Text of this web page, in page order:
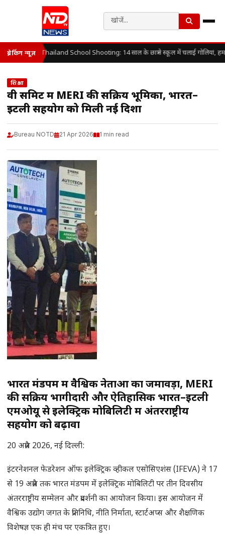
ब्रेकिंग न्यूज़ Thailand School Shooting: 14 साल के छात्र ने स्कूल में चलाई गोलियां,
शिक्षा
वी समिट में MERI की सक्रिय भूमिका, भारत–
इटली सहयोग को मिली नई दिशा
Bureau NOTD 21 Apr 2026 1 min read
भारत मंडपम में वैश्विक नेताओं का जमावड़ा, MERI
की सक्रिय भागीदारी और ऐतिहासिक भारत–इटली
एमओयू से इलेक्ट्रिक मोबिलिटी में अंतरराष्ट्रीय
सहयोग को बढ़ावा
20 अप्रैल 2026, नई दिल्ली:
इंटरनेशनल फेडरेशन ऑफ इलेक्ट्रिक व्हीकल एसोसिएशंस (IFEVA) ने 17
से 19 अप्रैल तक भारत मंडपम में इलेक्ट्रिक मोबिलिटी पर तीन दिवसीय
अंतरराष्ट्रीय सम्मेलन और प्रदर्शनी का आयोजन किया। इस आयोजन में
वैश्विक उद्योग जगत के प्रतिनिधि, नीति निर्माता, स्टार्टअप्स और शैक्षणिक
विशेषज्ञ एक ही मंच पर एकत्रित हुए।